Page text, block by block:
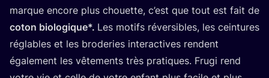
marque encore plus chouette, c’est que tout est fait de
coton bio­lo­gique*. Les motifs réver­sibles, les cein­tures
réglables et les bro­de­ries inter­ac­tives rendent
éga­le­ment les vête­ments très pra­tiques. Fru­gi rend